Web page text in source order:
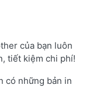
của bạn luôn
tiết kiệm chi phí!
có những bản in